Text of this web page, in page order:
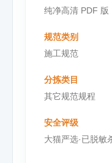
纯净高清 PDF 版
规范类别
施工规范
分拣类目
其它规范规程
安全评级
大猫严选·已脱敏